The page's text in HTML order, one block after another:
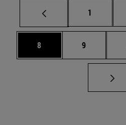
Página
1
Página
8 Página
9